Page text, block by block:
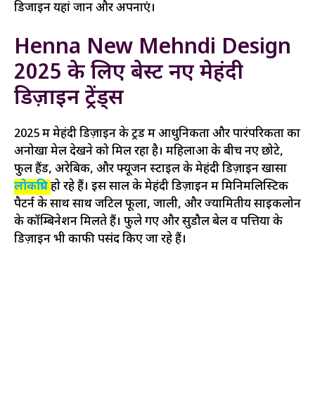
डिजाइन यहां जानें और अपनाएं।
Henna New Mehndi Design
2025 के लिए बेस्ट नए मेहंदी
डिज़ाइन ट्रेंड्स
2025 में मेहंदी डिज़ाइन के ट्रेंड में आधुनिकता और पारंपरिकता का
अनोखा मेल देखने को मिल रहा है। महिलाओं के बीच नए छोटे,
फुल हैंड, अरेबिक, और फ्यूजन स्टाइल के मेहंदी डिज़ाइन खासा
लोकप्रियहो रहे हैं। इस साल के मेहंदी डिज़ाइन में मिनिमलिस्टिक
पैटर्न के साथ साथ जटिल फूलों, जाली, और ज्यामितीय साइकलोन
के कॉम्बिनेशन मिलते हैं। फुले गए और सुडौल बेल व पत्तियों के
डिज़ाइन भी काफी पसंद किए जा रहे हैं।